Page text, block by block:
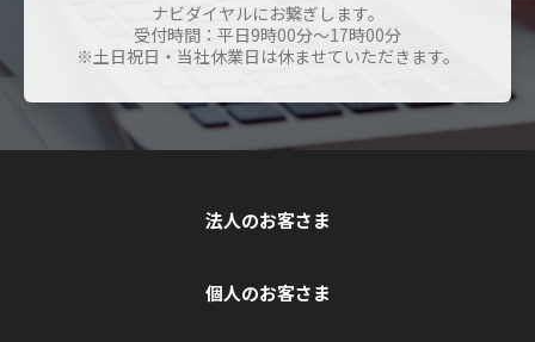
ナビダイヤルにお繋ぎします。
受付時間：平日9時00分～17時00分
※土日祝日・当社休業日は休ませていただきます。
法人のお客さま
個人のお客さま